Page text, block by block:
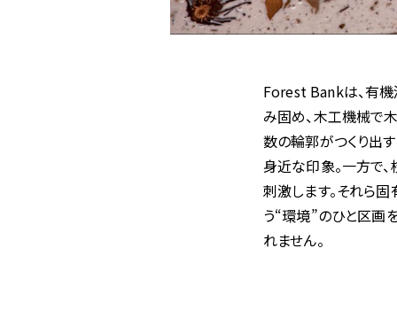
Forest Bankは、有機
み固め、木工機械で
数の輪郭がつくり出
身近な印象。一方で
刺激します。それら
う“環境”のひと区画
れません。